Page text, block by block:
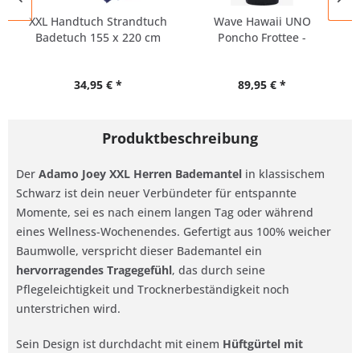
XXL Handtuch Strandtuch
Badetuch 155 x 220 cm
34,95 € *
Wave Hawaii UNO
Poncho Frottee -
89,95 € *
Produktbeschreibung
Der Adamo Joey XXL Herren Bademantel in klassischem
Schwarz ist dein neuer Verbündeter für entspannte
Momente, sei es nach einem langen Tag oder während
eines Wellness-Wochenendes. Gefertigt aus 100% weicher
Baumwolle, verspricht dieser Bademantel ein
hervorragendes Tragegefühl, das durch seine
Pflegeleichtigkeit und Trocknerbeständigkeit noch
unterstrichen wird.
Sein Design ist durchdacht mit einem Hüftgürtel mit